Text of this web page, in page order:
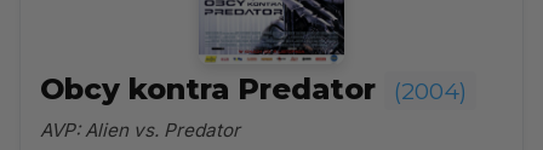
Obcy kontra Predator (2004)
AVP: Alien vs. Predator